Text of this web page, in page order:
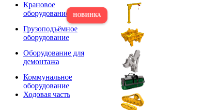
Крановое
оборудование
Грузоподъёмное
оборудование
Оборудование для
демонтажа
Коммунальное
оборудование
Ходовая часть